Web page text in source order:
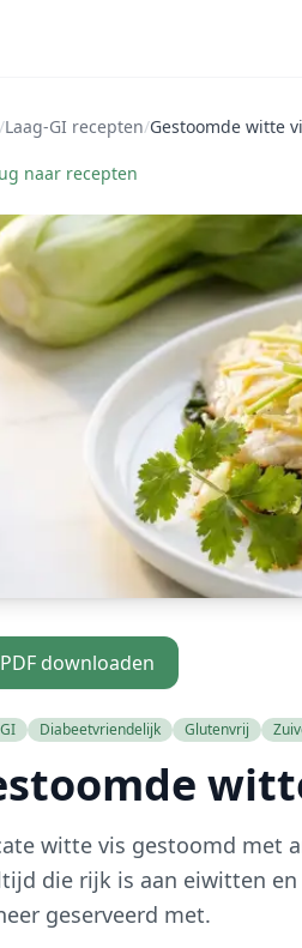
/Laag-GI recepten/Gestoomde witte
naar recepten
PDF downloaden
Diabeetvriendelijk Glutenvrij
witte vis gestoomd met
die rijk is aan eiwitten
geserveerd met.